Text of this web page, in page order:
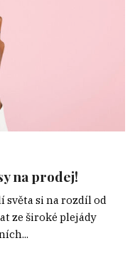
na prodej!
si na rozdíl od
ze široké plejády